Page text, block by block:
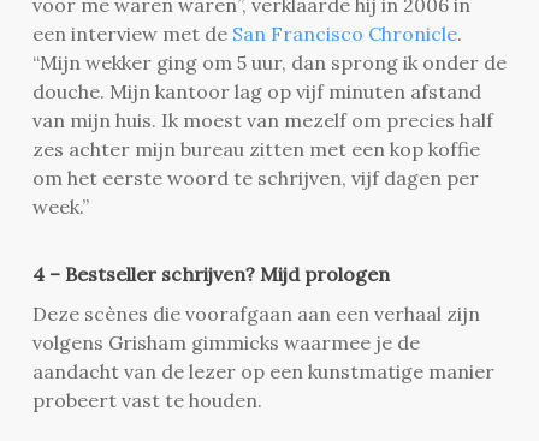
een interview met de San Francisco Chronicle.
“Mijn wekker ging om 5 uur, dan sprong ik onder de
douche. Mijn kantoor lag op vijf minuten afstand
van mijn huis. Ik moest van mezelf om precies half
zes achter mijn bureau zitten met een kop koffie
om het eerste woord te schrijven, vijf dagen per
week.”
4 – Bestseller schrijven? Mijd prologen
Deze scènes die voorafgaan aan een verhaal zijn
volgens Grisham gimmicks waarmee je de
aandacht van de lezer op een kunstmatige manier
probeert vast te houden.